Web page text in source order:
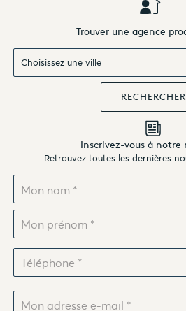
Trouver une agence
Choisissez une ville
Inscrivez-vous à notre
Retrouvez toutes les dernières